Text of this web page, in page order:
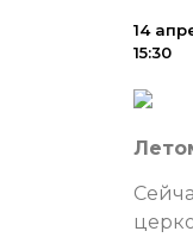
14
15:30